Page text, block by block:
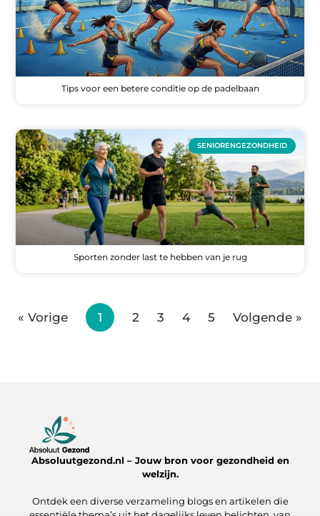
Tips voor een betere conditie op de padelbaan
SENIORENGEZONDHEID
Sporten zonder last te hebben van je rug
« Vorige 1 2 3 4 5 Volgende »
Absoluutgezond.nl – Jouw bron voor gezondheid en
welzijn.
Ontdek een diverse verzameling blogs en artikelen die